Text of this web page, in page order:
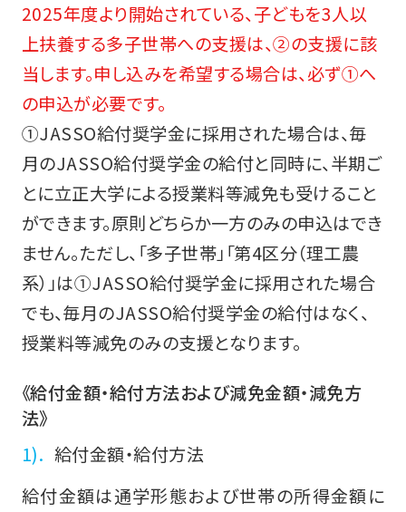
2025年度より開始されている、子どもを3人以
上扶養する多子世帯への支援は、②の支援に該
当します。申し込みを希望する場合は、必ず①へ
の申込が必要です。
①JASSO給付奨学金に採用された場合は、毎
月のJASSO給付奨学金の給付と同時に、半期ご
とに立正大学による授業料等減免も受けること
ができます。原則どちらか一方のみの申込はでき
ません。ただし、「多子世帯」「第4区分（理工農
系）」は①JASSO給付奨学金に採用された場合
でも、毎月のJASSO給付奨学金の給付はなく、
授業料等減免のみの支援となります。
《給付金額・給付方法および減免金額・減免方
法》
給付金額・給付方法
給付金額は通学形態および世帯の所得金額に